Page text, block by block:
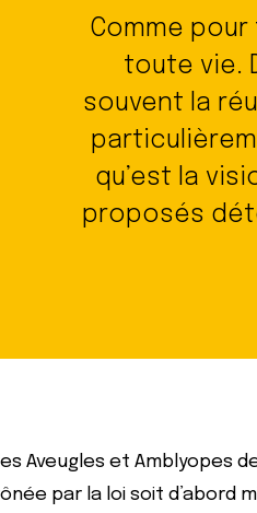
Comme
toute vie.
souvent la
qu’est la
proposés
Aveugles et Amblyopes
par la loi soit d’abord